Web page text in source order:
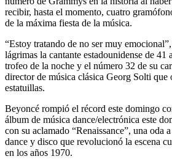
recibir, hasta el momento, cuatro
de la máxima fiesta de la música.
“Estoy tratando de no ser muy
lágrimas la cantante estadounidense de 41
trofeo de la noche y el número 32 de su
director de música clásica Georg Solti que
estatuillas.
Beyoncé rompió el récord este domingo
álbum de música dance/electrónica este
con su aclamado “Renaissance”, una oda
dance y disco que revolucionó la escena
en los años 1970.